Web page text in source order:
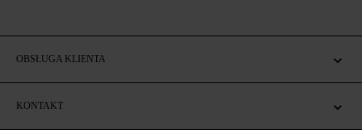
OBSŁUGA KLIENTA
KONTAKT